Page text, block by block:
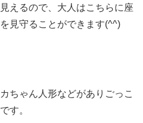
えるので、大人はこちらに座
見守ることができます(^^)
ちゃん人形などがありごっこ
す。